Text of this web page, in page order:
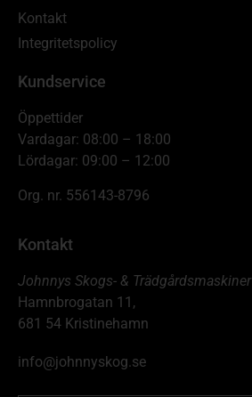
Kontakt
Integritetspolicy
Kundservice
Öppettider
Vardagar: 08:00 – 18:00
Lördagar: 09:00 – 12:00
Org. nr. 556143-8796
Kontakt
Johnnys Skogs- & Trädgårdsmaskiner
Hamnbrogatan 11,
681 54 Kristinehamn
info@johnnyskog.se